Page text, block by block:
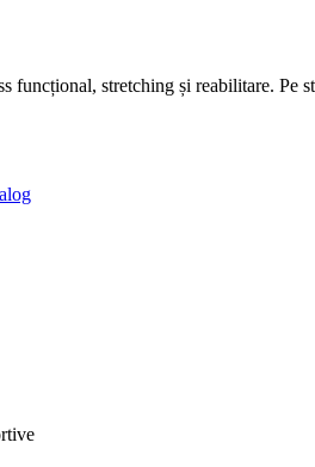
funcțional, stretching și reabilitare. Pe